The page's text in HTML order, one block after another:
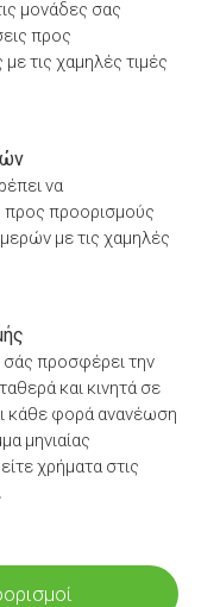
μονάδες σας
προς
τις χαμηλές τιμές
να
προς προορισμούς
με τις χαμηλές
προσφέρει την
και κινητά σε
κάθε φορά ανανέωση
μηνιαίας
χρήματα στις